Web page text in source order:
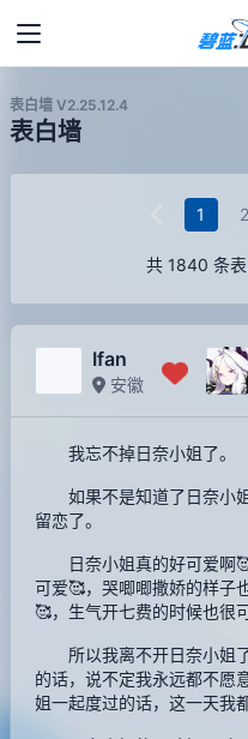
表白墙 V2.25.12.4
表白墙
1 2
共 1840 条
Ifan
安徽
我忘不掉日奈小姐了。
如果不是知道了日奈小
留恋了。
日奈小姐真的好可爱啊
可爱🥰，哭唧唧撒娇的样子
🥰，生气开七费的时候也很
所以我离不开日奈小姐
的话，说不定我永远都不愿
姐一起度过的话，这一天我